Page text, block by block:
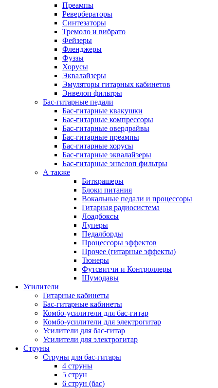
Преампы
Ревербераторы
Синтезаторы
Тремоло и вибрато
Фейзеры
Фленджеры
Фуззы
Хорусы
Эквалайзеры
Эмуляторы гитарных кабинетов
Энвелоп фильтры
Бас-гитарные педали
Бас-гитарные квакушки
Бас-гитарные компрессоры
Бас-гитарные овердрайвы
Бас-гитарные преампы
Бас-гитарные хорусы
Бас-гитарные эквалайзеры
Бас-гитарные энвелоп фильтры
А также
Биткрашеры
Блоки питания
Вокальные педали и процессоры
Гитарная радиосистема
Лоадбоксы
Луперы
Педалборды
Процессоры эффектов
Прочее (гитарные эффекты)
Тюнеры
Футсвитчи и Контроллеры
Шумодавы
Усилители
Гитарные кабинеты
Бас-гитарные кабинеты
Комбо-усилители для бас-гитар
Комбо-усилители для электрогитар
Усилители для бас-гитар
Усилители для электрогитар
Струны
Струны для бас-гитары
4 струны
5 струн
6 струн (бас)